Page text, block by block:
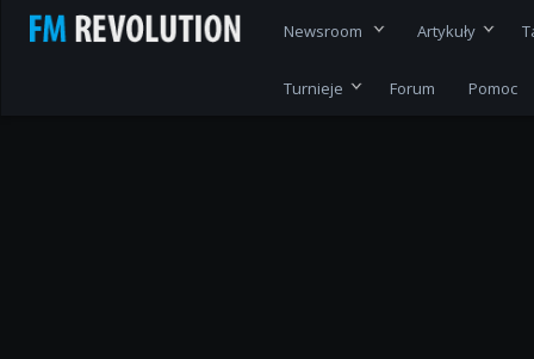
Newsroom Artykuły
Turnieje Forum Pomoc